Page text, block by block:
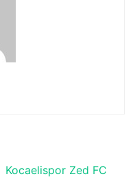
Kocaelispor Zed FC